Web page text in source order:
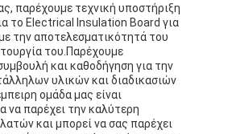
παρέχουμε τεχνική υποστήριξη
το Electrical Insulation Board για
την αποτελεσματικότητά του
του.Παρέχουμε
και καθοδήγηση για την
υλικών και διαδικασιών
ομάδα μας είναι
να παρέχει την καλύτερη
και μπορεί να σας παρέχει